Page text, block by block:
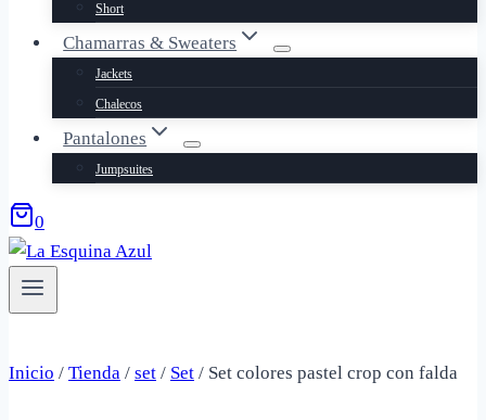
Short
Chamarras & Sweaters
Jackets
Chalecos
Pantalones
Jumpsuites
0
Inicio / Tienda / set / Set / Set colores pastel crop con falda